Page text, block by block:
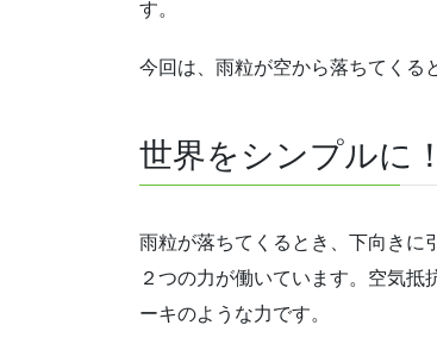
す。
今回は、雨粒が空から落ちてくる
世界をシンプルに
雨粒が落ちてくるとき、下向きに
２つの力が働いています。空気
ーキのような力です。